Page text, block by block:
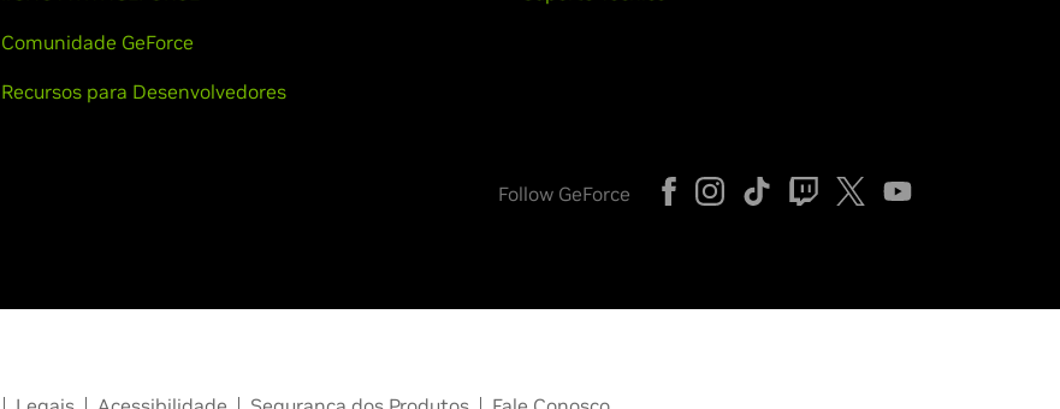
Comunidade GeForce
Recursos para Desenvolvedores
Follow GeForce